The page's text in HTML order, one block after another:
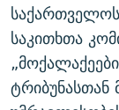
საკითხთა